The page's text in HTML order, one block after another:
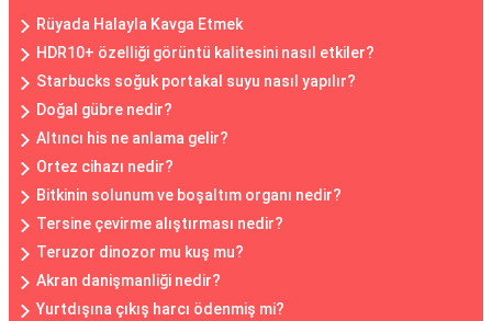
Rüyada Halayla Kavga Etmek
HDR10+ özelliği görüntü kalitesini nasıl etkiler?
Starbucks soğuk portakal suyu nasıl yapılır?
Doğal gübre nedir?
Altıncı his ne anlama gelir?
Ortez cihazı nedir?
Bitkinin solunum ve boşaltım organı nedir?
Tersine çevirme alıştırması nedir?
Teruzor dinozor mu kuş mu?
Akran danişmanliği nedir?
Yurtdışına çıkış harcı ödenmiş mi?